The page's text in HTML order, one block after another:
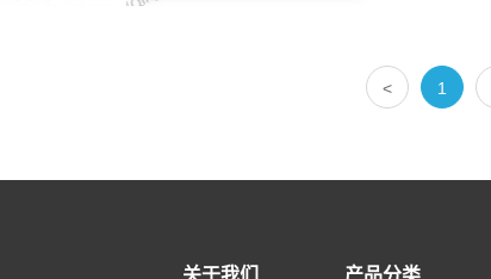
< 1
关于我们 产品分类